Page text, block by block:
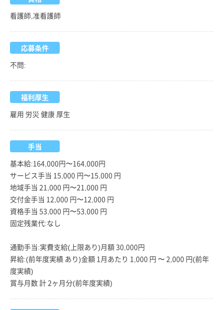
看護師,准看護師
応募条件
不問:
福利厚生
雇用 労災 健康 厚生
手当
基本給:164,000円〜164,000円
サービス手当 15,000 円〜15,000 円
地域手当 21,000 円〜21,000 円
交付金手当 12,000 円〜12,000 円
資格手当 53,000 円〜53,000 円
固定残業代:なし
通勤手当:実費支給(上限あり)月額 30,000円
昇給:(前年度実績 あり)金額 1月あたり 1,000 円 〜 2,000 円(前年
度実績)
賞与月数 計 2ヶ月分(前年度実績)